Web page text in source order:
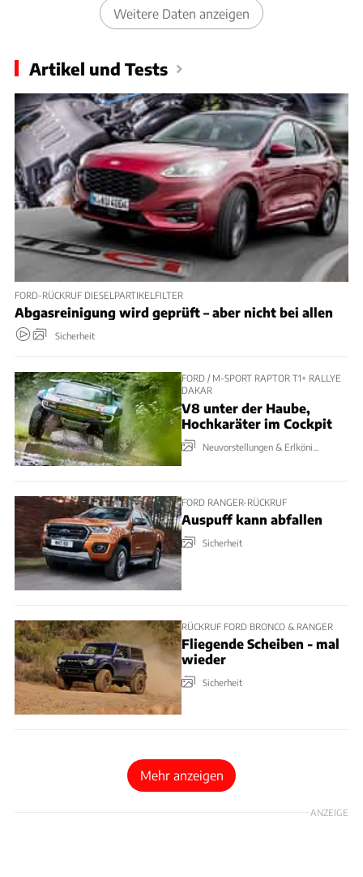
Weitere Daten anzeigen
Artikel und Tests
FORD-RÜCKRUF DIESELPARTIKELFILTER
Abgasreinigung wird geprüft – aber nicht bei allen
Sicherheit
FORD / M-SPORT RAPTOR T1+ RALLYE
DAKAR
V8 unter der Haube,
Hochkaräter im Cockpit
Neuvorstellungen & Erlkönige
FORD RANGER-RÜCKRUF
Auspuff kann abfallen
Sicherheit
RÜCKRUF FORD BRONCO & RANGER
Fliegende Scheiben - mal
wieder
Sicherheit
Mehr anzeigen
ANZEIGE